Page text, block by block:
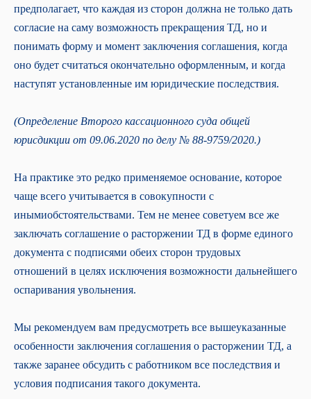
предполагает, что каждая из сторон должна не только дать
согласие на саму возможность прекращения ТД, но и
понимать форму и момент заключения соглашения, когда
оно будет считаться окончательно оформленным, и когда
наступят установленные им юридические последствия.
(Определение Второго кассационного суда общей
юрисдикции от 09.06.2020 по делу № 88-9759/2020.)
На практике это редко применяемое основание, которое
чаще всего учитывается в совокупности с
инымиобстоятельствами. Тем не менее советуем все же
заключать соглашение о расторжении ТД в форме единого
документа с подписями обеих сторон трудовых
отношений в целях исключения возможности дальнейшего
оспаривания увольнения.
Мы рекомендуем вам предусмотреть все вышеуказанные
особенности заключения соглашения о расторжении ТД, а
также заранее обсудить с работником все последствия и
условия подписания такого документа.
Ведение кадрового учёта
Проверка и восстановление
Переход на кадровый ЭДО
Ведение воинского учёта
Консультации по кадровым вопросам
Финансовый консалтинг
Оформление бизнес-плана
сопровождение
Налоговое право
Корпоративное право
Комплексные консультации
Запуск бизнеса в Казахстане
1994−2026 СберРешения— полный
комплекс услуг по аутсорсингу
бухгалтерского и налогового учёта,
юридических услуг
Политика обработки персональных
Карта сайта
По вопросам качества обращайтесь
8 800 700-13-76
quality.hotline@sber-solutions.ru